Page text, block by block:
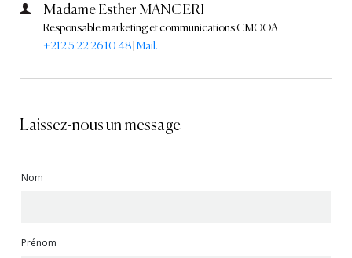
Madame Esther MANCERI
Responsable marketing et communications CMOOA
+212 5 22 26 10 48 Mail.
Laissez-nous un message
Nom
Prénom